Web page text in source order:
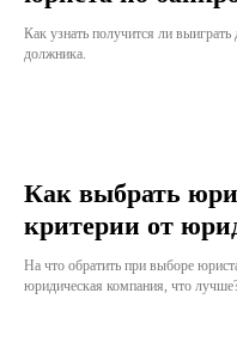
Как узнать получится ли
должника.
Как выбрать
критерии от
На что обратить при выборе
юридическая компания, что